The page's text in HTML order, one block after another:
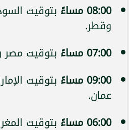
08:00 مساءً بتوقيت
وقطر.
07:00 مساءً
بتوقيت
09:00 مساءً
بتوقيت
عمان.
06:00 مساءً
بتوقيت